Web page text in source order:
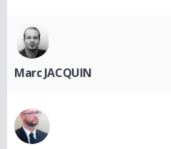
Marc JACQUIN